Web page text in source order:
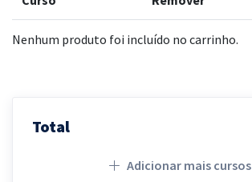
Nenhum produto foi incluído no carrinho.
Total
Adicionar mais cursos